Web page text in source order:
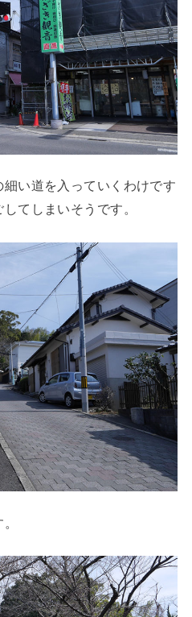
い道を入っていくわけです
てしまいそうです。